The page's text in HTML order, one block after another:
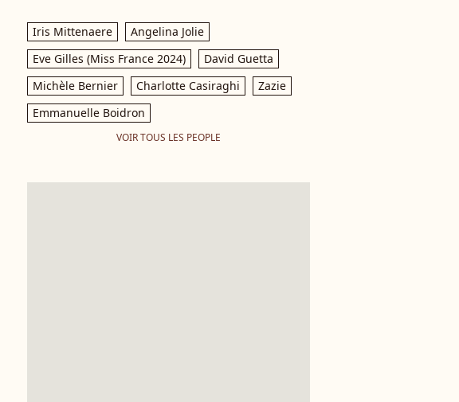
Iris Mittenaere
Angelina Jolie
Eve Gilles (Miss France 2024)
David Guetta
Michèle Bernier
Charlotte Casiraghi
Zazie
Emmanuelle Boidron
VOIR TOUS LES PEOPLE